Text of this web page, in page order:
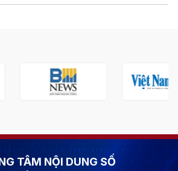
TÂM NỘI DUNG SỐ